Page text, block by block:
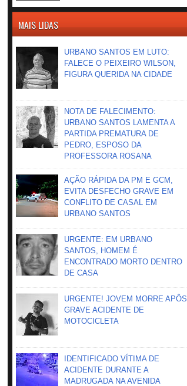
MAIS LIDAS
URBANO SANTOS EM LUTO:
FALECE O PEIXEIRO WILSON,
FIGURA QUERIDA NA CIDADE
NOTA DE FALECIMENTO:
URBANO SANTOS LAMENTA A
PARTIDA PREMATURA DE
PEDRO, ESPOSO DA
PROFESSORA ROSANA
AÇÃO RÁPIDA DA PM E GCM,
EVITA DESFECHO GRAVE EM
CONFLITO DE CASAL EM
URBANO SANTOS
URGENTE: EM URBANO
SANTOS, HOMEM É
ENCONTRADO MORTO DENTRO
DE CASA
URGENTE! JOVEM MORRE APÔS
GRAVE ACIDENTE DE
MOTOCICLETA
IDENTIFICADO VÍTIMA DE
ACIDENTE DURANTE A
MADRUGADA NA AVENIDA